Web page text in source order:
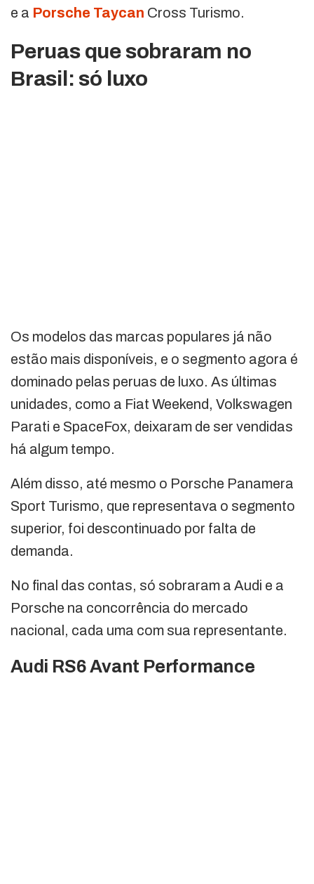
e a Porsche Taycan Cross Turismo.
Peruas que sobraram no
Brasil: só luxo
Os modelos das marcas populares já não
estão mais disponíveis, e o segmento agora é
dominado pelas peruas de luxo. As últimas
unidades, como a Fiat Weekend, Volkswagen
Parati e SpaceFox, deixaram de ser vendidas
há algum tempo.
Além disso, até mesmo o Porsche Panamera
Sport Turismo, que representava o segmento
superior, foi descontinuado por falta de
demanda.
No final das contas, só sobraram a Audi e a
Porsche na concorrência do mercado
nacional, cada uma com sua representante.
Audi RS6 Avant Performance